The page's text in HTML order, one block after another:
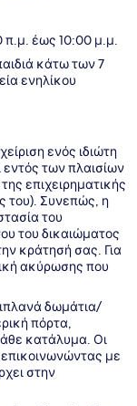
π.μ. έως 10:00 μ.μ.
κάτω των 7
ενηλίκου
ενός ιδιώτη
εντός των πλαισίων
επιχειρηματικής
του). Συνεπώς, η
του
του δικαιώματος
κράτησή σας. Για
ακύρωσης που
δωμάτια/
πόρτα,
κατάλυμα. Οι
με
στην